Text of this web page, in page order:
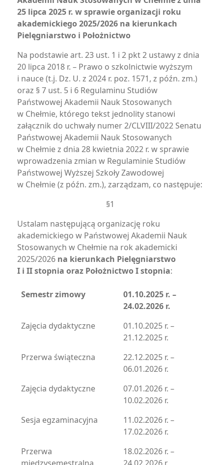
25 lipca 2025 r. w sprawie organizacji roku
akademickiego 2025/2026 na kierunkach
Pielęgniarstwo i Położnictwo
Na podstawie art. 23 ust. 1 i 2 pkt 2 ustawy z dnia
20 lipca 2018 r. – Prawo o szkolnictwie wyższym
i nauce (t.j. Dz. U. z 2024 r. poz. 1571, z późn. zm.)
oraz § 7 ust. 5 i 6 Regulaminu Studiów
Państwowej Akademii Nauk Stosowanych
w Chełmie, którego tekst jednolity stanowi
załącznik do uchwały numer 2/CLVIII/2022 Senatu
Państwowej Akademii Nauk Stosowanych
w Chełmie z dnia 28 kwietnia 2022 r. w sprawie
wprowadzenia zmian w Regulaminie Studiów
Państwowej Wyższej Szkoły Zawodowej
w Chełmie (z późn. zm.), zarządzam, co następuje:
§1
Ustalam następującą organizację roku
akademickiego w Państwowej Akademii Nauk
Stosowanych w Chełmie na rok akademicki
2025/2026 na kierunkach Pielęgniarstwo
I i II stopnia oraz Położnictwo I stopnia:
Semestr zimowy
01.10.2025 r. –
24.02.2026 r.
Zajęcia dydaktyczne
01.10.2025 r. –
21.12.2025 r.
Przerwa świąteczna
22.12.2025 r. –
06.01.2026 r.
Zajęcia dydaktyczne
07.01.2026 r. –
10.02.2026 r.
Sesja egzaminacyjna
11.02.2026 r. –
17.02.2026 r.
Przerwa
18.02.2026 r. –